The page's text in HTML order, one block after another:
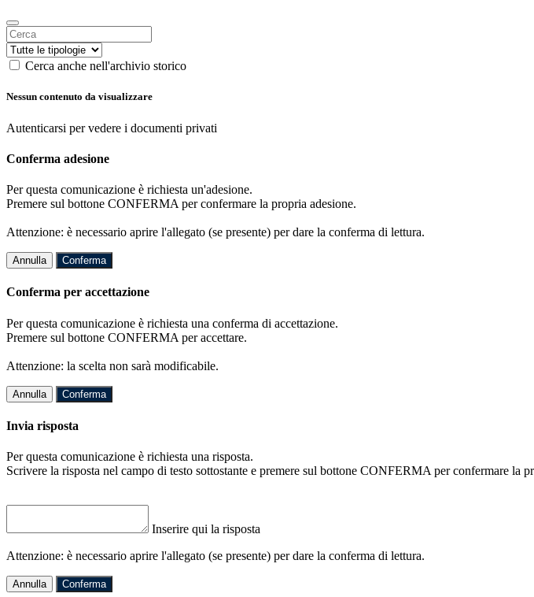
Cerca anche nell'archivio storico
Nessun contenuto da visualizzare
Autenticarsi per vedere i documenti privati
Conferma adesione
Per questa comunicazione è richiesta un'adesione.
Premere sul bottone CONFERMA per confermare la propria adesione.
Attenzione: è necessario aprire l'allegato (se presente) per dare la conferma di lettura.
Annulla Conferma
Conferma per accettazione
Per questa comunicazione è richiesta una conferma di accettazione.
Premere sul bottone CONFERMA per accettare.
Attenzione: la scelta non sarà modificabile.
Annulla Conferma
Invia risposta
Per questa comunicazione è richiesta una risposta.
Scrivere la risposta nel campo di testo sottostante e premere sul bottone CONFERMA per confermare la
Inserire qui la risposta
Attenzione: è necessario aprire l'allegato (se presente) per dare la conferma di lettura.
Annulla Conferma